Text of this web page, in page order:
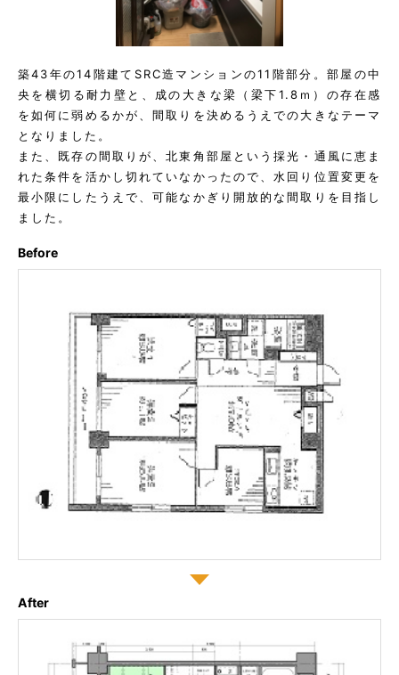
築43年の14階建てSRC造マンションの11階部分。部屋の中
央を横切る耐力壁と、成の大きな梁（梁下1.8ｍ）の存在感
を如何に弱めるかが、間取りを決めるうえでの大きなテーマ
となりました。
また、既存の間取りが、北東角部屋という採光・通風に恵ま
れた条件を活かし切れていなかったので、水回り位置変更を
最小限にしたうえで、可能なかぎり開放的な間取りを目指し
ました。
Before
After